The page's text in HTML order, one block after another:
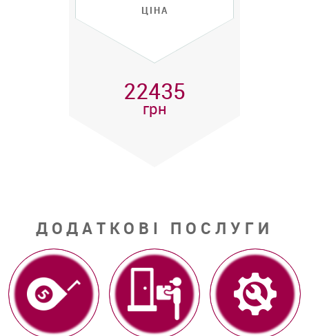
ЦІНА
22435
грн
ДОДАТКОВІ ПОСЛУГИ